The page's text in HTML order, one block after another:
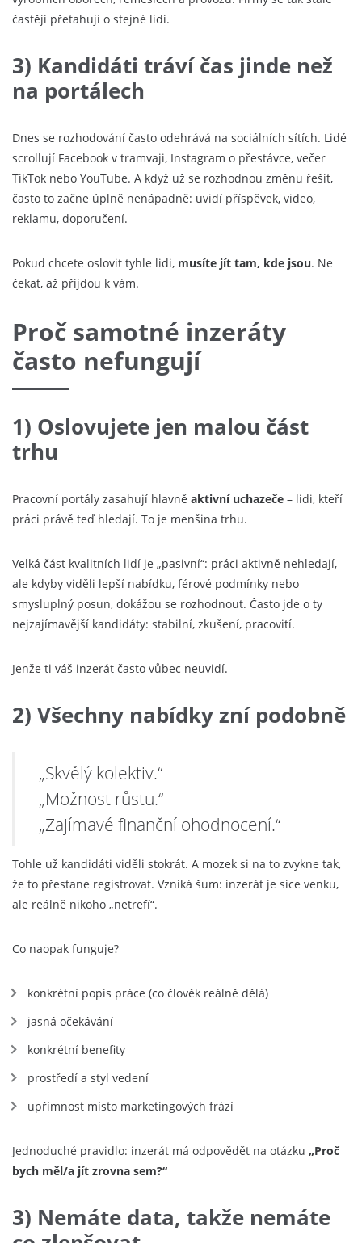
častěji přetahují o stejné lidi.
3) Kandidáti tráví čas jinde než
na portálech
Dnes se rozhodování často odehrává na sociálních sítích. Lidé
scrollují Facebook v tramvaji, Instagram o přestávce, večer
TikTok nebo YouTube. A když už se rozhodnou změnu řešit,
často to začne úplně nenápadně: uvidí příspěvek, video,
reklamu, doporučení.
Pokud chcete oslovit tyhle lidi, musíte jít tam, kde jsou. Ne
čekat, až přijdou k vám.
Proč samotné inzeráty
často nefungují
1) Oslovujete jen malou část
trhu
Pracovní portály zasahují hlavně aktivní uchazeče – lidi, kteří
práci právě teď hledají. To je menšina trhu.
Velká část kvalitních lidí je „pasivní“: práci aktivně nehledají,
ale kdyby viděli lepší nabídku, férové podmínky nebo
smysluplný posun, dokážou se rozhodnout. Často jde o ty
nejzajímavější kandidáty: stabilní, zkušení, pracovití.
Jenže ti váš inzerát často vůbec neuvidí.
2) Všechny nabídky zní podobně
„Skvělý kolektiv.“
„Možnost růstu.“
„Zajímavé finanční ohodnocení.“
Tohle už kandidáti viděli stokrát. A mozek si na to zvykne tak,
že to přestane registrovat. Vzniká šum: inzerát je sice venku,
ale reálně nikoho „netrefí“.
Co naopak funguje?
konkrétní popis práce (co člověk reálně dělá)
jasná očekávání
konkrétní benefity
prostředí a styl vedení
upřímnost místo marketingových frází
Jednoduché pravidlo: inzerát má odpovědět na otázku „Proč
bych měl/a jít zrovna sem?“
3) Nemáte data, takže nemáte